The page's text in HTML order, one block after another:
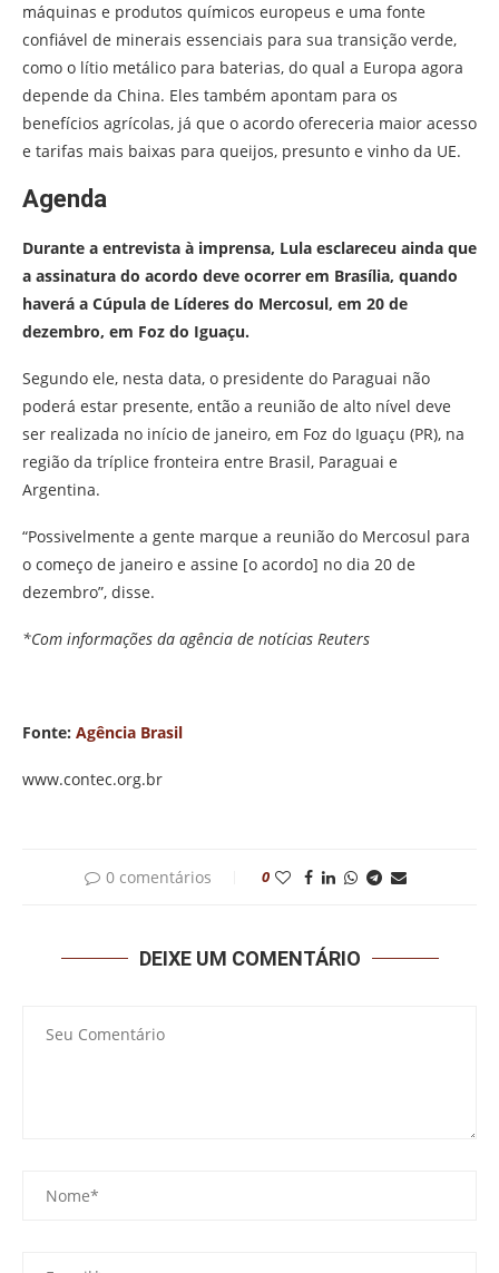
máquinas e produtos químicos europeus e uma fonte
confiável de minerais essenciais para sua transição verde,
como o lítio metálico para baterias, do qual a Europa agora
depende da China. Eles também apontam para os
benefícios agrícolas, já que o acordo ofereceria maior acesso
e tarifas mais baixas para queijos, presunto e vinho da UE.
Agenda
Durante a entrevista à imprensa, Lula esclareceu ainda que
a assinatura do acordo deve ocorrer em Brasília, quando
haverá a Cúpula de Líderes do Mercosul, em 20 de
dezembro, em Foz do Iguaçu.
Segundo ele, nesta data, o presidente do Paraguai não
poderá estar presente, então a reunião de alto nível deve
ser realizada no início de janeiro, em Foz do Iguaçu (PR), na
região da tríplice fronteira entre Brasil, Paraguai e
Argentina.
“Possivelmente a gente marque a reunião do Mercosul para
o começo de janeiro e assine [o acordo] no dia 20 de
dezembro”, disse.
*Com informações da agência de notícias Reuters
Fonte: Agência Brasil
www.contec.org.br
0 comentários 0
DEIXE UM COMENTÁRIO